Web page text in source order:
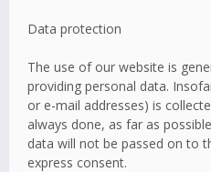
Data protection
The use of our website is
providing personal data.
or e-mail addresses) is
always done, as far as
data will not be passed on to
express consent.